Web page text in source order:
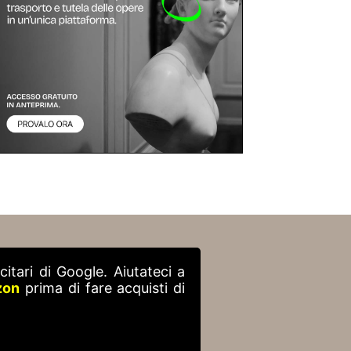
di Google. Aiutateci a
prima di fare acquisti di